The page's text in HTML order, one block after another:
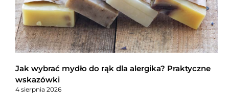
Jak wybrać mydło do rąk dla alergika? Praktyczne
wskazówki
4 sierpnia 2026